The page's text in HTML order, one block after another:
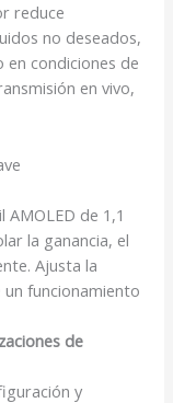
reduce
no deseados,
en condiciones de
en vivo,
de 1,1
la ganancia, el
Ajusta la
funcionamiento
de
y